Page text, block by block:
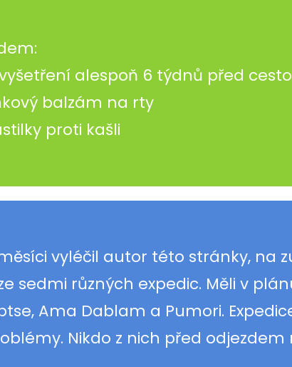
vyšetření alespoň 6 týdnů před
balzám na rty
proti kašli
vyléčil autor této stránky, na
sedmi různých expedic. Měli v
Ama Dablam a Pumori.
Nikdo z nich před